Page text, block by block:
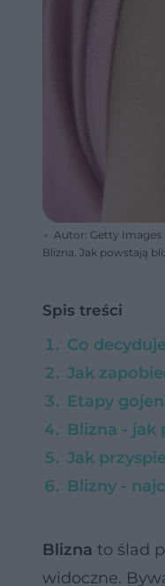
Autor: Getty Images
Blizna. Jak powstają
Spis treści
Co
Jak
Etapy
Blizna - jak
Jak
Blizny -
Blizna to ślad
widoczne.